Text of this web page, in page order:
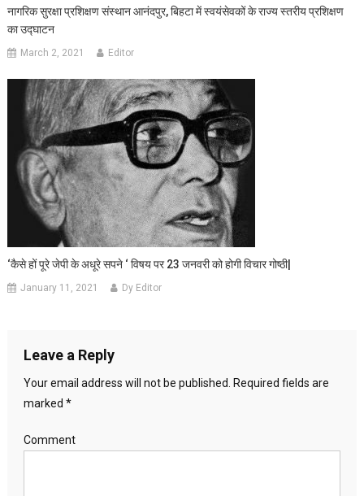
नागरिक सुरक्षा प्रशिक्षण संस्थान आनंदपुर, बिहटा में स्वयंसेवकों के राज्य स्तरीय प्रशिक्षण
का उद्घाटन
March 2, 2021 Editor
‘कैसे हों पूरे जेपी के अधूरे सपने ‘ विषय पर 23 जनवरी को होगी विचार गोष्ठी|
January 11, 2021 Dy Editor
Leave a Reply
Your email address will not be published. Required fields are
marked *
Comment